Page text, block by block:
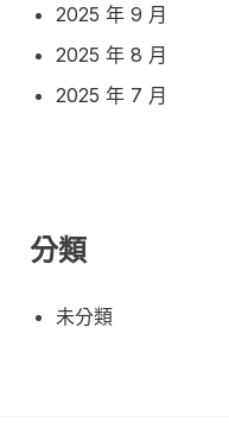
2025 年 9 月
2025 年 8 月
2025 年 7 月
分類
未分類